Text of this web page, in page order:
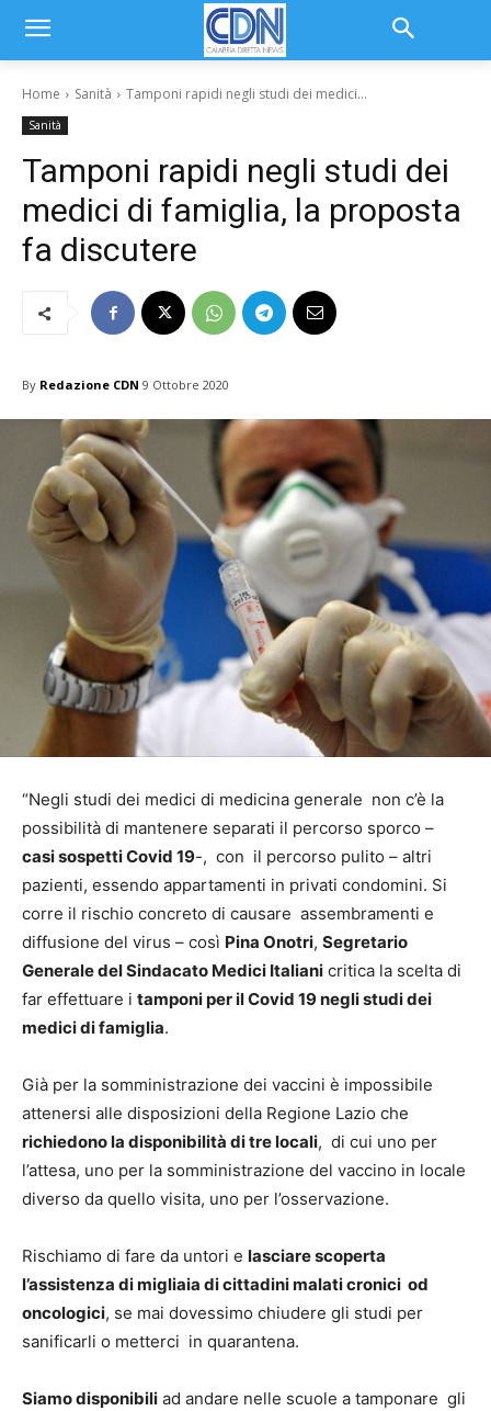
Home Sanità Tamponi rapidi negli studi dei medici...
Sanità
Tamponi rapidi negli studi dei
medici di famiglia, la proposta
fa discutere
By Redazione CDN 9 Ottobre 2020
“Negli studi dei medici di medicina generale non c’è la
possibilità di mantenere separati il percorso sporco –
casi sospetti Covid 19-, con il percorso pulito – altri
pazienti, essendo appartamenti in privati condomini. Si
corre il rischio concreto di causare assembramenti e
diffusione del virus – così Pina Onotri, Segretario
Generale del Sindacato Medici Italiani critica la scelta di
far effettuare i tamponi per il Covid 19 negli studi dei
medici di famiglia.
Già per la somministrazione dei vaccini è impossibile
attenersi alle disposizioni della Regione Lazio che
richiedono la disponibilità di tre locali, di cui uno per
l’attesa, uno per la somministrazione del vaccino in locale
diverso da quello visita, uno per l’osservazione.
Rischiamo di fare da untori e lasciare scoperta
l’assistenza di migliaia di cittadini malati cronici od
oncologici, se mai dovessimo chiudere gli studi per
sanificarli o metterci in quarantena.
Siamo disponibili ad andare nelle scuole a tamponare gli